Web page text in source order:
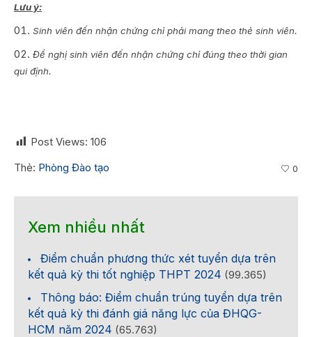
Lưu ý:
Sinh viên đến nhận chứng chỉ phải mang theo thẻ sinh viên.
Đề nghị sinh viên đến nhận chứng chỉ đúng theo thời gian
qui định.
Post Views: 106
Thẻ: Phòng Đào tạo 0
Xem nhiều nhất
Điểm chuẩn phương thức xét tuyển dựa trên
kết quả kỳ thi tốt nghiệp THPT 2024 (99.365)
Thông báo: Điểm chuẩn trúng tuyển dựa trên
kết quả kỳ thi đánh giá năng lực của ĐHQG-
HCM năm 2024 (65.763)